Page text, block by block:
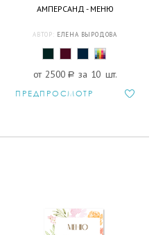
АМПЕРСАНД - МЕНЮ
АВТОР: ЕЛЕНА ВЫРОДОВА
от 2500 a за 10 шт.
ПРЕДПРОСМОТР